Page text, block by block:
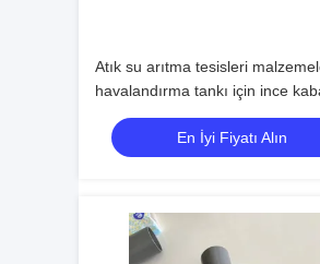
Atık su arıtma tesisleri
havalandırma tankı için ince
disk difüzörü
En İyi Fiyatı Alın